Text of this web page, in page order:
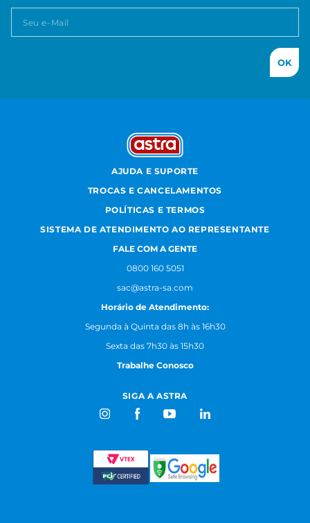
OK
AJUDA E SUPORTE
TROCAS E CANCELAMENTOS
POLÍTICAS E TERMOS
SISTEMA DE ATENDIMENTO AO REPRESENTANTE
FALE COM A GENTE
0800 160 5051
sac@astra-sa.com
Horário de Atendimento:
Segunda à Quinta das 8h às 16h30
Sexta das 7h30 às 15h30
Trabalhe Conosco
SIGA A ASTRA